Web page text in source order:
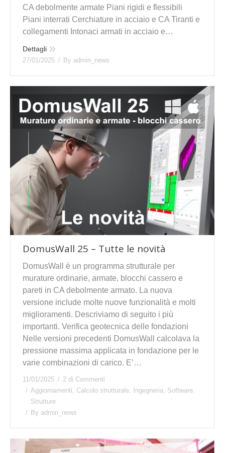
CA debolmente armate Piani rigidi e flessibili
Piani interrati Cerchiature in acciaio e CA Tiranti e
collegamenti Intonaci armati in acciaio e…
Dettagli
27/01/2025 By admin_news
DomusWall 25 – Tutte le novità
DomusWall è un programma strutturale per
murature ordinarie, armate, blocchi cassero e
pareti in CA debolmente armato. La nuova
versione include molte nuove funzionalità e molti
miglioramenti. Descriviamo di seguito i più
importanti. Verifica geotecnica delle fondazioni
Nelle versioni precedenti DomusWall calcolava la
pressione massima applicata in fondazione per le
varie combinazioni di carico. E’…
11/01/2025
2 di Commenti
Aggiornamenti, Calcolo strutturale, Ingegneria, Software,
Strutture
By admin_news